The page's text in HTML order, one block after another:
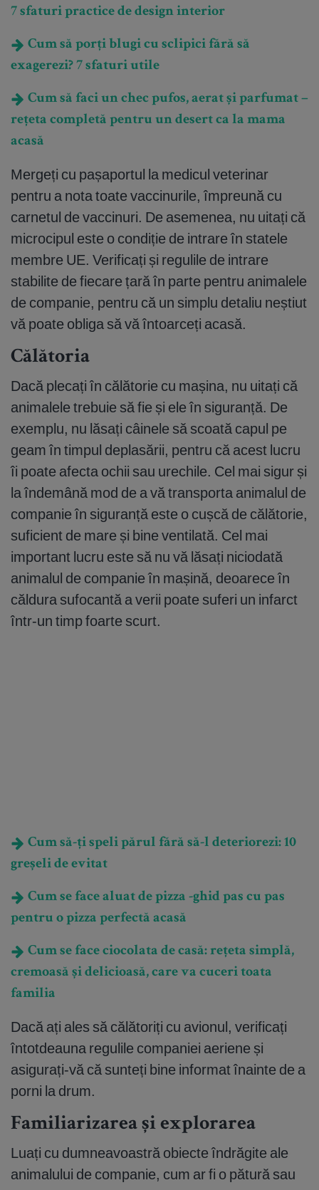
7 sfaturi practice de design interior
Cum să porți blugi cu sclipici fără să
exagerezi? 7 sfaturi utile
Cum să faci un chec pufos, aerat și parfumat –
rețeta completă pentru un desert ca la mama
acasă
Mergeți cu pașaportul la medicul veterinar
pentru a nota toate vaccinurile, împreună cu
carnetul de vaccinuri. De asemenea, nu uitați că
microcipul este o condiție de intrare în statele
membre UE. Verificați și regulile de intrare
stabilite de fiecare țară în parte pentru animalele
de companie, pentru că un simplu detaliu neștiut
vă poate obliga să vă întoarceți acasă.
Călătoria
Dacă plecați în călătorie cu mașina, nu uitați că
animalele trebuie să fie și ele în siguranță. De
exemplu, nu lăsați câinele să scoată capul pe
geam în timpul deplasării, pentru că acest lucru
îi poate afecta ochii sau urechile. Cel mai sigur și
la îndemână mod de a vă transporta animalul de
companie în siguranță este o cușcă de călătorie,
suficient de mare și bine ventilată. Cel mai
important lucru este să nu vă lăsați niciodată
animalul de companie în mașină, deoarece în
căldura sufocantă a verii poate suferi un infarct
într-un timp foarte scurt.
Cum să-ți speli părul fără să-l deteriorezi: 10
greșeli de evitat
Cum se face aluat de pizza -ghid pas cu pas
pentru o pizza perfectă acasă
Cum se face ciocolata de casă: rețeta simplă,
cremoasă și delicioasă, care va cuceri toata
familia
Dacă ați ales să călătoriți cu avionul, verificați
întotdeauna regulile companiei aeriene și
asigurați-vă că sunteți bine informat înainte de a
porni la drum.
Familiarizarea și explorarea
Luați cu dumneavoastră obiecte îndrăgite ale
animalului de companie, cum ar fi o pătură sau